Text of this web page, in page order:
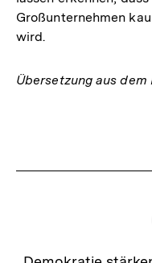
Großunternehmen
wird.
Übersetzung aus dem